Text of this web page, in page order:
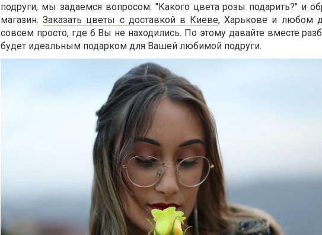
подруги, мы задаемся вопросом: "Какого цвета розы подарить?" и
магазин.Заказать цветы с доставкой в Киеве, Харькове и любом
совсем просто, где б Вы не находились. По этому давайте вместе
будет идеальным подарком для Вашей любимой подруги.